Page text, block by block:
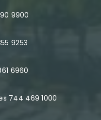
9900
9253
6960
744 469 1000